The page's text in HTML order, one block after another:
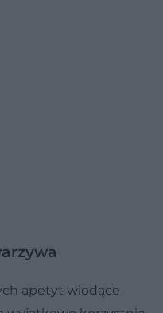
apetyt wiodące